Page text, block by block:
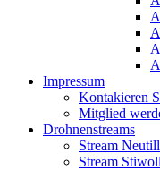
Impressum
Kontakieren
Mitglied
Drohnenstreams
Stream
Stream Stiwoll